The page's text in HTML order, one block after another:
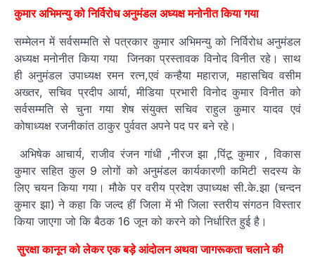
कुमार अभिमन्यु को निर्विरोध अनुमंडल अध्यक्ष मनोनीत किया गया
सम्मेलन में सर्वसम्मति से पत्रकार कुमार अभिमन्यु को निर्विरोध अनुमंडल
अध्यक्ष मनोनीत किया गया जिनका प्रस्तावक विनोद विनीत रहे। साथ
ही अनुमंडल उपाध्यक्ष रमन रत्न,एवं कन्हैया महाराज, महासचिव वसीम
अख्तर, सचिव प्रदीप आर्या, मीडिया प्रभारी विनोद कुमार विनीत को
सर्वसम्मति से चुना गया शेष संयुक्त सचिव राहुल कुमार यादव एवं
कोषाध्यक्ष रजनीकांत ठाकुर पुर्ववत अपने पद पर बने रहे।
अभिषेक आचार्य, राजीव रंजन गांधी ,नीरज झा ,पिंटू कुमार , विकास
कुमार सहित कुल 9 लोगों को अनुमंडल कार्यकारणी कमिटी सदस्य के
लिए चयन किया गया। मौके पर वरीय प्रदेश उपाध्यक्ष सी.के.झा (चन्दन
कुमार झा) ने कहा कि जल्द हीं जिला में भी जिला स्तरीय संगठन विस्तार
किया जाएगा जो कि बैठक 16 जून को करने को निर्धारित हुई है।
सुरक्षा कानून को लेकर एक बड़े आंदोलन अथवा जागरूकता चलाने की